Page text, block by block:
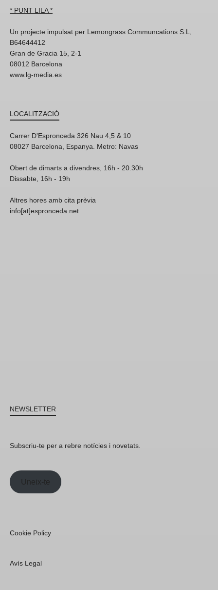
* PUNT LILA *
Un projecte impulsat per Lemongrass Communcations S.L,
B64644412
Gran de Gracia 15, 2-1
08012 Barcelona
www.lg-media.es
LOCALITZACIÓ
Carrer D'Espronceda 326 Nau 4,5 & 10
08027 Barcelona, Espanya. Metro: Navas
Obert de dimarts a divendres, 16h - 20.30h
Dissabte, 16h - 19h
Altres hores amb cita prèvia
info[at]espronceda.net
NEWSLETTER
Subscriu-te per a rebre notícies i novetats.
Uneix-te
Cookie Policy
Avís Legal